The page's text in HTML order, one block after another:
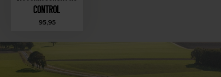
Control
95,95